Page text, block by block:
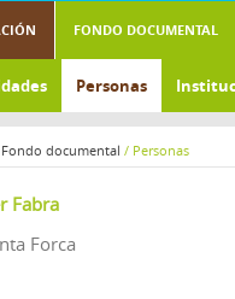
FONDO DOCUMENTAL
Personas
Fondo documental / Personas
Fabra
Forca